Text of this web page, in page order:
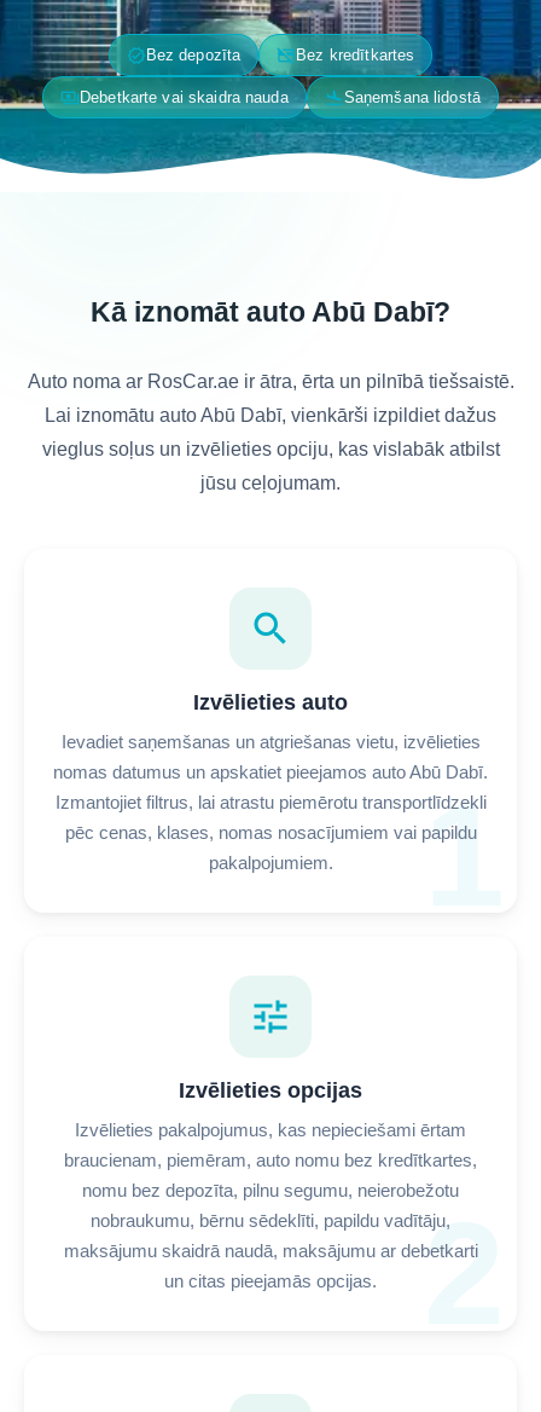
verified Bez depozīta credit_card_off Bez kredītkartes
paymentsDebetkarte vai skaidra nauda flight_landSaņemšana lidostā
Kā iznomāt auto Abū Dabī?
Auto noma ar RosCar.ae ir ātra, ērta un pilnībā tiešsaistē.
Lai iznomātu auto Abū Dabī, vienkārši izpildiet dažus
vieglus soļus un izvēlieties opciju, kas vislabāk atbilst
jūsu ceļojumam.
1
search
Izvēlieties auto
Ievadiet saņemšanas un atgriešanas vietu, izvēlieties
nomas datumus un apskatiet pieejamos auto Abū Dabī.
Izmantojiet filtrus, lai atrastu piemērotu transportlīdzekli
pēc cenas, klases, nomas nosacījumiem vai papildu
pakalpojumiem.
2
tune
Izvēlieties opcijas
Izvēlieties pakalpojumus, kas nepieciešami ērtam
braucienam, piemēram, auto nomu bez kredītkartes,
nomu bez depozīta, pilnu segumu, neierobežotu
nobraukumu, bērnu sēdeklīti, papildu vadītāju,
maksājumu skaidrā naudā, maksājumu ar debetkarti
un citas pieejamās opcijas.